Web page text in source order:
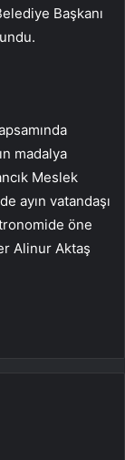
Başkanı
madalya
Meslek
ayın vatandaşı
öne
Alinur Aktaş